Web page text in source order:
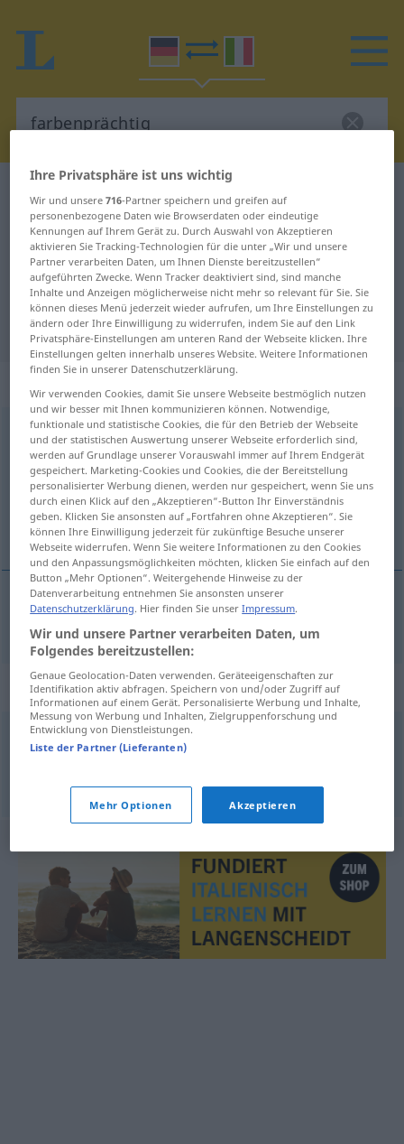
Deutsch-Italienisch Übersetzung
für "farbenprächtig"
"farbenprächtig" Italienisch
Übersetzung
„farbenprächtig“ : Adjektiv
farbenprächtigadj
Übersicht aller Übersetzungen
(Für mehr Details die Übersetzung anklicken/antippen)
dai colori sfarzosi
colori sfarzosi
Synonyme für "farbenprächtig"
bonbonfarben,knallig,knallbunt (ugs.)
© OpenThesaurus.de
Ihre Privatsphäre ist uns wichtig
Wir und unsere716-Partner speichern und greifen auf
personenbezogene Daten wie Browserdaten oder eindeutige
Kennungen auf Ihrem Gerät zu. Durch Auswahl von Akzeptieren
aktivieren Sie Tracking-Technologien für die unter „Wir und unsere
Partner verarbeiten Daten, um Ihnen Dienste bereitzustellen“
aufgeführten Zwecke. Wenn Tracker deaktiviert sind, sind manche
Inhalte und Anzeigen möglicherweise nicht mehr so relevant für Sie. Sie
können dieses Menü jederzeit wieder aufrufen, um Ihre Einstellungen zu
ändern oder Ihre Einwilligung zu widerrufen, indem Sie auf den Link
Privatsphäre-Einstellungen am unteren Rand der Webseite klicken. Ihre
Einstellungen gelten innerhalb unseres Website. Weitere Informationen
finden Sie in unserer Datenschutzerklärung.
Wir verwenden Cookies, damit Sie unsere Webseite bestmöglich nutzen
und wir besser mit Ihnen kommunizieren können. Notwendige,
funktionale und statistische Cookies, die für den Betrieb der Webseite
und der statistischen Auswertung unserer Webseite erforderlich sind,
werden auf Grundlage unserer Vorauswahl immer auf Ihrem Endgerät
gespeichert. Marketing-Cookies und Cookies, die der Bereitstellung
personalisierter Werbung dienen, werden nur gespeichert, wenn Sie uns
durch einen Klick auf den „Akzeptieren“-Button Ihr Einverständnis
geben. Klicken Sie ansonsten auf „Fortfahren ohne Akzeptieren“. Sie
können Ihre Einwilligung jederzeit für zukünftige Besuche unserer
Webseite widerrufen. Wenn Sie weitere Informationen zu den Cookies
und den Anpassungsmöglichkeiten möchten, klicken Sie einfach auf den
Button „Mehr Optionen“. Weitergehende Hinweise zu der
Datenverarbeitung entnehmen Sie ansonsten unserer
Datenschutzerklärung. Hier finden Sie unserImpressum.
Wir und unsere Partner verarbeiten Daten, um
Folgendes bereitzustellen:
Genaue Geolocation-Daten verwenden. Geräteeigenschaften zur
Identifikation aktiv abfragen. Speichern von und/oder Zugriff auf
Informationen auf einem Gerät. Personalisierte Werbung und Inhalte,
Messung von Werbung und Inhalten, Zielgruppenforschung und
Entwicklung von Dienstleistungen.
Liste der Partner (Lieferanten)
Mehr Optionen Akzeptieren